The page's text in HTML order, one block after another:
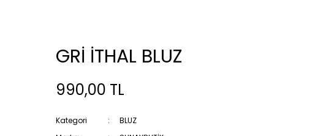
GRİ İTHAL BLUZ
990,00 TL
Kategori
BLUZ